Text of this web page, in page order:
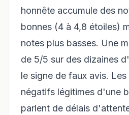
honnête accumule des
bonnes (4 à 4,8 étoiles)
notes plus basses. Une
de 5/5 sur des dizaines
le signe de faux avis.
négatifs légitimes d'une
parlent de délais